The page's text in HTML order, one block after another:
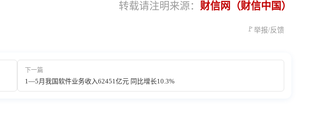
转载请注明来源： 财信网（财信中国）
🚩举报/反馈
下一篇
1—5月我国软件业务收入62451亿元 同比增长10.3%